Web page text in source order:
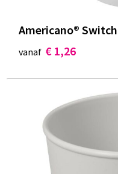
Americano®
vanaf € 1,26